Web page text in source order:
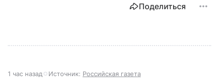
Поделиться
1 час назад Источник: Российская газета